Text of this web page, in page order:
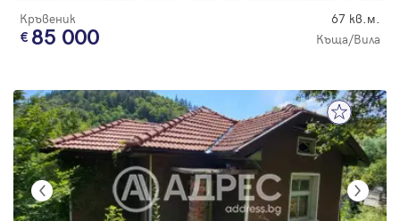
Кръвеник 67 кв.м.
85 000 Къща/Вила